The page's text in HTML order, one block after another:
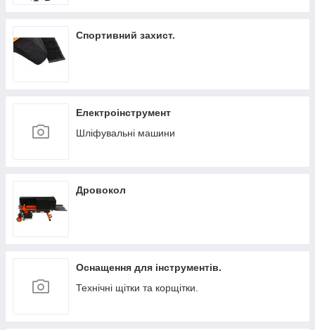
Спортивний захист.
Електроінструмент
Шліфувальні машини
Дровокол
Оснащення для інструментів.
Технічні щітки та корщітки.